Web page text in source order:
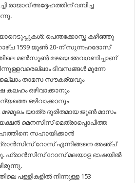
രാജാവ് അദ്ദേഹത്തിന് വമ്പിച്ച
പെന്തക്കോസ്ത കഴിഞ്ഞു
1599 ജൂൺ 20-ന് സുന്നഹദോസ്
മൺസൂൺ മഴയെ അവഗണിച്ചാണ്
ദിവസങ്ങൾ മുന്നേ
താമസ സൗകര്യവും
കലഹം ഒഴിവാക്കാനും
ഒഴിവാക്കാനും
മഴമൂലം യാത്ര ദുരിതമായ ജൂൺ മാസം
മെനസിസ് മെത്രാപ്പൊപീത്ത
സഹായിക്കാൻ
റോസ് എന്നിങ്ങനെ അഞ്ച്
ഫ്രാൻസിസ് റോസ് മലയാള ഭാഷയിൽ
പള്ളികളിൽ നിന്നുള്ള 153